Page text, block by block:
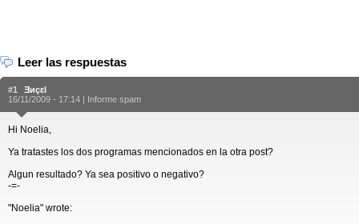
Leer las respuestas
#1
Ǝиçεl
16/11/2009 - 17:14 | Informe spam
Hi Noelia,
Ya tratastes los dos programas mencionados en la otra post?
Algun resultado? Ya sea positivo o negativo?
-=-
"Noelia" wrote: